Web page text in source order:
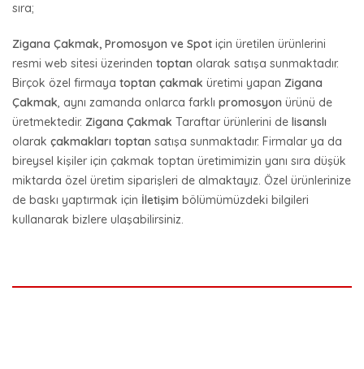
sıra;
Zigana Çakmak, Promosyon ve Spot için üretilen ürünlerini
resmi web sitesi üzerinden toptan olarak satışa sunmaktadır.
Birçok özel firmaya toptan çakmak üretimi yapan Zigana
Çakmak, aynı zamanda onlarca farklı promosyon ürünü de
üretmektedir. Zigana Çakmak Taraftar ürünlerini de lisanslı
olarak çakmakları toptan satışa sunmaktadır. Firmalar ya da
bireysel kişiler için çakmak toptan üretimimizin yanı sıra düşük
miktarda özel üretim siparişleri de almaktayız. Özel ürünlerinize
de baskı yaptırmak için İletişim bölümümüzdeki bilgileri
kullanarak bizlere ulaşabilirsiniz.